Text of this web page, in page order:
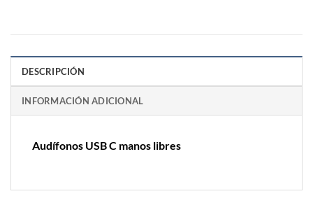
DESCRIPCIÓN
INFORMACIÓN ADICIONAL
Audífonos USB C manos libres